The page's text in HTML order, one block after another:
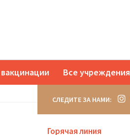
Все учреждения
СЛЕДИТЕ ЗА НАМИ:
Горячая линия